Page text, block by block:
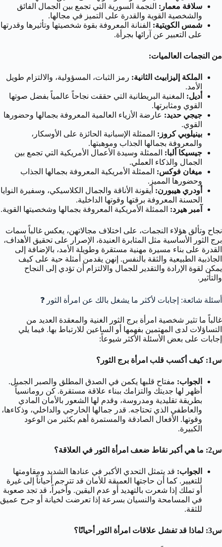
سلافة معمار: النجمة السورية التي تجمع بين الجمال الفائق
والشخصية القوية والقدرة على التميز في مجالها.
شمس الكويتية: الفنانة المعروفة بقوة شخصيتها وتأثيرها وقدرتها
على التعبير عن آرائها بجرأة.
من النجمات العالميات:
الملكة إليزابيث الثانية: رمز الثبات، المسؤولية، والالتزام طويل
الأمد.
أديل: المغنية البريطانية التي حققت نجاحاً عالمياً بفضل صوتها
القوي ومثابرتها.
جيجي حديد: عارضة الأزياء العالمية المعروفة بجمالها وحضورها
القوي.
بينيلوبي كروز: الممثلة الإسبانية الحائزة على الأوسكار،
والمعروفة بجمالها الجذاب وموهبتها.
جيسيكا ألبا: الممثلة وسيدة الأعمال الأمريكية التي تجمع بين
الجمال والذكاء العملي.
ميغان فوكس: الممثلة الأمريكية المعروفة بجمالها الجذاب
وحضورها المميز.
أودري هيبورن: أيقونة الأناقة والجمال الكلاسيكي، وسفيرة النوايا
الحسنة المعروفة برقتها وقوتها الداخلية.
آمبر هيرد: الممثلة الأمريكية المعروفة بجمالها وشخصيتها القوية.
نجاح وتألق هؤلاء النجمات، على اختلاف مجالاتهن، يعكس غالباً سمات
برج الثور الأساسية مثل المثابرة العنيدة، الإصرار على تحقيق الأهداف،
القدرة على بناء مسيرة مهنية مستقرة وطويلة الأمد، بالإضافة إلى
الجاذبية الطبيعية والثقة بالنفس. إنهن يقدمن أمثلة حية على كيف
يمكن لقوة الإرادة والتقدير للجمال والالتزام أن تؤدي إلى النجاح
والتأثير.
أسئلة شائعة: إجابات لأكثر ما يشغل بالك عن امرأة الثور ❓
غالباً ما تثير شخصية امرأة برج الثور الغنية والمعقدة العديد من
التساؤلات لدى المهتمين بفهمها أو الساعين للارتباط بها. فيما يلي
إجابات على بعض الأسئلة الأكثر شيوعاً:
س1: كيف أكسب قلب امرأة برج الثور؟
الجواب: مفتاح قلبها يكمن في الصدق المطلق والصبر الجميل.
أظهر لها جديتك والتزامك ببناء علاقة مستقرة. كن رومانسياً
بطريقة تقليدية ومدروسة، وقدم لها الشعور بالأمان المادي
والعاطفي الذي تحتاجه. قدر جمالها الخارجي والداخلي، وذكاءها،
وقوتها. الأفعال الصادقة والمستمرة أهم بكثير من الوعود
الكبيرة.
س2: ما هي أكبر نقاط ضعف امرأة الثور في العلاقة؟
الجواب: قد يتمثل التحدي الأكبر في عنادها الشديد ومقاومتها
للتغيير. كما أن حاجتها العميقة للأمان قد تترجم أحياناً إلى غيرة
أو تملك إذا شعرت بالتهديد أو عدم اليقين. وأخيراً، قد تجد صعوبة
في المسامحة والنسيان بسرعة إذا تعرضت لخيانة أو جرح عميق
للثقة.
س3: لماذا قد تفشل علاقات امرأة الثور أحيانًا؟